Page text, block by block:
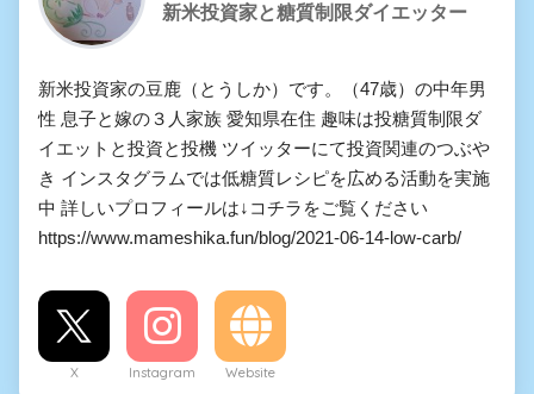
新米投資家と糖質制限ダイエッター
新米投資家の豆鹿（とうしか）です。（47歳）の中年男
性 息子と嫁の３人家族 愛知県在住 趣味は投糖質制限ダ
イエットと投資と投機 ツイッターにて投資関連のつぶや
き インスタグラムでは低糖質レシピを広める活動を実施
中 詳しいプロフィールは↓コチラをご覧ください
https://www.mameshika.fun/blog/2021-06-14-low-carb/
X Instagram Website